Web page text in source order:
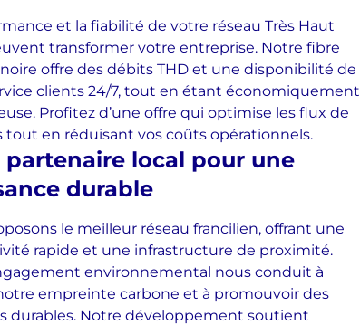
et la fiabilité de votre réseau Très Haut
transformer votre entreprise. Notre fibre
offre des débits THD et une disponibilité de
clients 24/7, tout en étant économiquement
Profitez d’une offre qui optimise les flux de
tout en réduisant vos coûts opérationnels.
partenaire local pour une
durable
le meilleur réseau francilien, offrant une
rapide et une infrastructure de proximité.
environnemental nous conduit à
empreinte carbone et à promouvoir des
durables. Notre développement soutient